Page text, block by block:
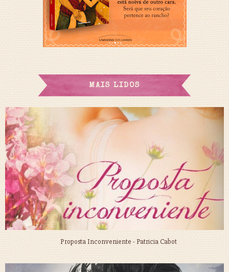
MAIS LIDOS
Proposta Inconveniente - Patricia Cabot